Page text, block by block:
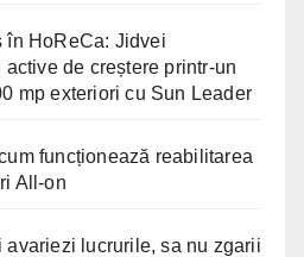
în HoReCa: Jidvei
de creștere printr-un
mp exteriori cu Sun Leader
funcționează reabilitarea
All-on
avariezi lucrurile, sa nu zgarii